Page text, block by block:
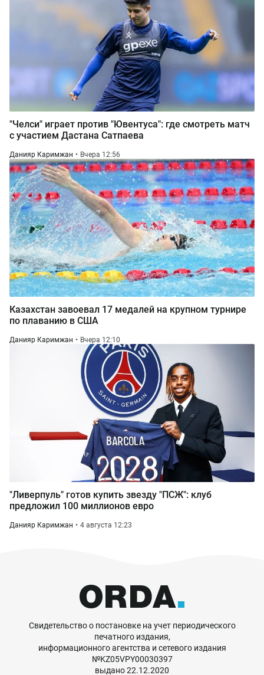
"Челси" играет против "Ювентуса": где смотреть матч
с участием Дастана Сатпаева
Данияр Каримжан Вчера 12:56
Казахстан завоевал 17 медалей на крупном турнире
по плаванию в США
Данияр Каримжан Вчера 12:10
"Ливерпуль" готов купить звезду "ПСЖ": клуб
предложил 100 миллионов евро
Данияр Каримжан 4 августа 12:23
Свидетельство о постановке на учет периодического
печатного издания,
информационного агентства и сетевого издания
№KZ05VPY00030397
выдано 22.12.2020